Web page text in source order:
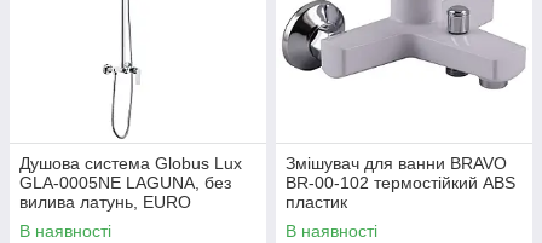
Душова система Globus Lux
GLA-0005NE LAGUNA, без
вилива латунь, EURO
В наявності
Змішувач для ванни BRAVO
BR-00-102 термостійкий ABS
пластик
В наявності